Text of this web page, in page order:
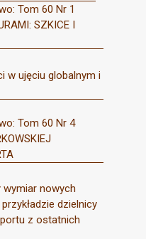
Tom 60 Nr 1
SZKICE I
w ujęciu globalnym i
Tom 60 Nr 4
wymiar nowych
dzielnicy
z ostatnich